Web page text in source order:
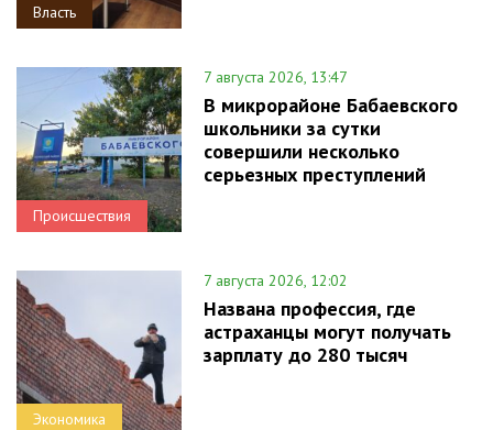
Власть
Происшествия
7 августа 2026, 13:47
В микрорайоне Бабаевского
школьники за сутки
совершили несколько
серьезных преступлений
Экономика
7 августа 2026, 12:02
Названа профессия, где
астраханцы могут получать
зарплату до 280 тысяч